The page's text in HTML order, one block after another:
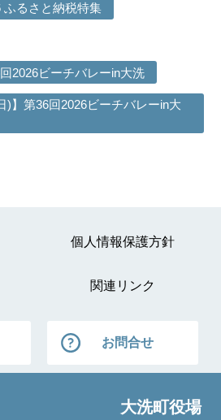
ふるさと納税特集
2026ビーチバレーin大洗
)】第36回2026ビーチバレーin大
個人情報保護方針
関連リンク
お問合せ
大洗町役場